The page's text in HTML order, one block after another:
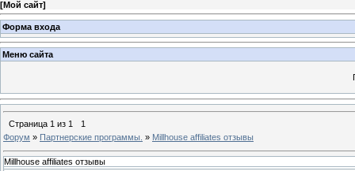
[Мой сайт]
Форма входа
Меню сайта
Страница 1 из 1
1
Форум » Партнерские программы. » Millhouse affiliates отзывы
Millhouse affiliates отзывы